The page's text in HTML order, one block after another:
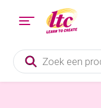
Producten
zoeken